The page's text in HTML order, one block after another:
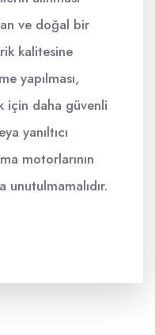
ve doğal bir
kalitesine
yapılması,
için daha güvenli
yanıltıcı
motorlarının
unutulmamalıdır.